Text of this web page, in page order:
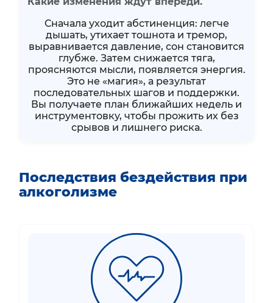
Сначала уходит абстиненция: легче
дышать, утихает тошнота и тремор,
выравнивается давление, сон становится
глубже. Затем снижается тяга,
проясняются мысли, появляется энергия.
Это не «магия», а результат
последовательных шагов и поддержки.
Вы получаете план ближайших недель и
инструментовку, чтобы прожить их без
срывов и лишнего риска.
Последствия бездействия при
алкоголизме